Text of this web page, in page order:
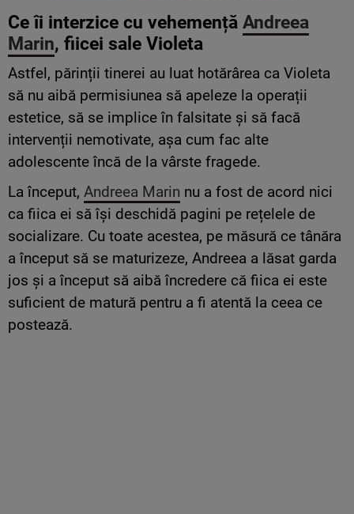
Ce îi interzice cu vehemență Andreea
Marin, fiicei sale Violeta
Astfel, părinții tinerei au luat hotărârea ca Violeta
să nu aibă permisiunea să apeleze la operații
estetice, să se implice în falsitate și să facă
intervenții nemotivate, așa cum fac alte
adolescente încă de la vârste fragede.
La început, Andreea Marin nu a fost de acord nici
ca fiica ei să își deschidă pagini pe rețelele de
socializare. Cu toate acestea, pe măsură ce tânăra
a început să se maturizeze, Andreea a lăsat garda
jos și a început să aibă încredere că fiica ei este
suficient de matură pentru a fi atentă la ceea ce
postează.